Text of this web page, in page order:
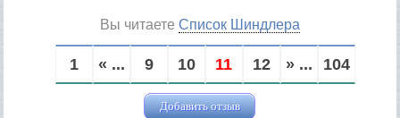
Вы читаете Список Шиндлера
1 « ... 9 10 11 12 » ... 104
Добавить отзыв